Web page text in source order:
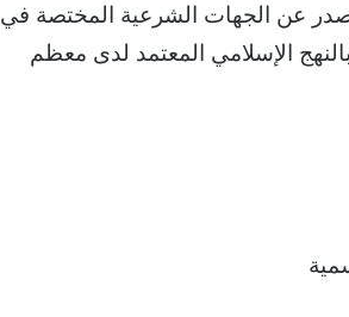
عن الجهات الشرعية المختصة في
بالنهج الإسلامي المعتمد لدى معظم